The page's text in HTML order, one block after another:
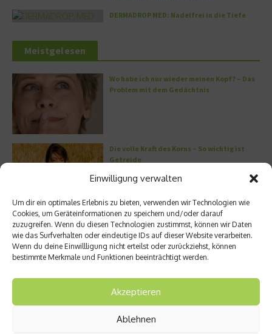
Einwilligung verwalten
Um dir ein optimales Erlebnis zu bieten, verwenden wir Technologien wie
Cookies, um Geräteinformationen zu speichern und/oder darauf
zuzugreifen. Wenn du diesen Technologien zustimmst, können wir Daten
wie das Surfverhalten oder eindeutige IDs auf dieser Website verarbeiten.
Wenn du deine Einwillligung nicht erteilst oder zurückziehst, können
bestimmte Merkmale und Funktionen beeinträchtigt werden.
Akzeptieren
Ablehnen
DERMADROP MED: Nadelfrei in die Tiefe
Meistgelesen
Wo habe ich nur wieder meinen Kopf? – Das
Problem mit dem Gedächtnis
Die volle Kraft des Korns – So wichtig ist
Getreide
Entzündung der Nebenhöhlen: Symptome
und verschiedene Formen
Stuhlgang – wie oft ist eigentlich normal?